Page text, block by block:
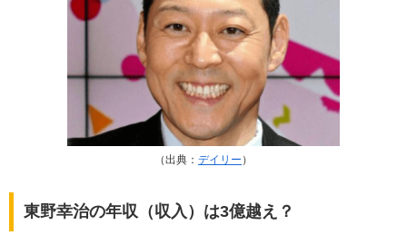
（出典： デイリー ）
東野幸治の年収（収入）は3億越え？